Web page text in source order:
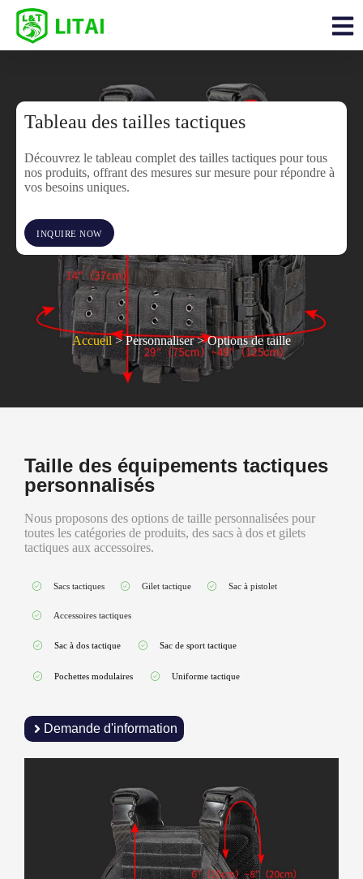
Tableau des tailles tactiques
Découvrez le tableau complet des tailles tactiques pour tous
nos produits, offrant des mesures sur mesure pour répondre à
vos besoins uniques.
INQUIRE NOW
Accueil> Personnaliser > Options de taille
Taille des équipements tactiques
personnalisés
Nous proposons des options de taille personnalisées pour
toutes les catégories de produits, des sacs à dos et gilets
tactiques aux accessoires.
Sacs tactiques Gilet tactique Sac à pistolet
Accessoires tactiques
Sac à dos tactique Sac de sport tactique
Pochettes modulaires Uniforme tactique
Demande d'information